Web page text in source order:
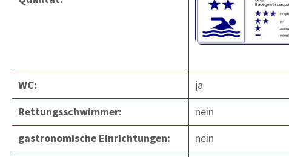
WC:
ja
Rettungsschwimmer:
nein
gastronomische Einrichtungen:
nein